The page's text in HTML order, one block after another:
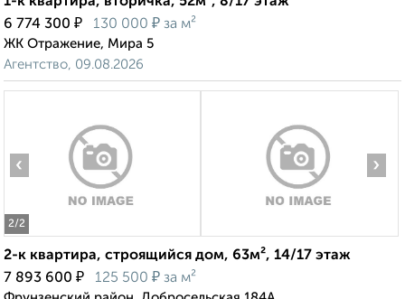
6 774 300 ₽ 130 000 ₽ за м²
ЖК Отражение, Мира 5
Агентство, 09.08.2026
2/2
‹ ›
2-к квартира, строящийся дом, 63м², 14/17 этаж
7 893 600 ₽ 125 500 ₽ за м²